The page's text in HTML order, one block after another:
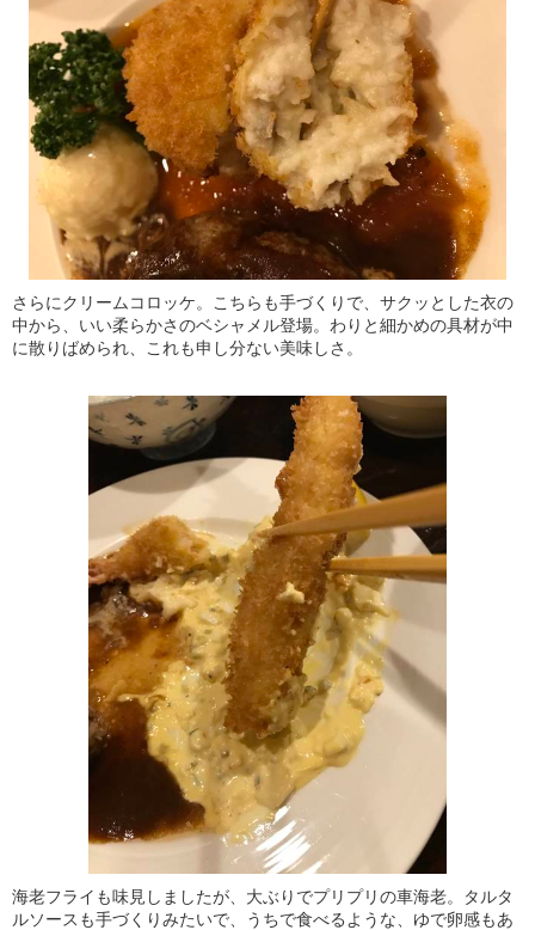
さらにクリームコロッケ。こちらも手づくりで、サクッとした衣の
中から、いい柔らかさのベシャメル登場。わりと細かめの具材が中
に散りばめられ、これも申し分ない美味しさ。
海老フライも味見しましたが、大ぶりでプリプリの車海老。タルタ
ルソースも手づくりみたいで、うちで食べるような、ゆで卵感もあ